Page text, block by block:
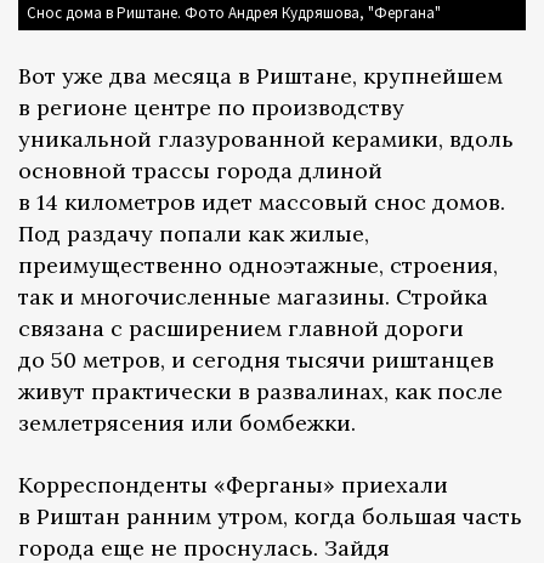
Снос дома в Риштане. Фото Андрея Кудряшова, "Фергана"
Вот уже два месяца в Риштане, крупнейшем
в регионе центре по производству
уникальной глазурованной керамики, вдоль
основной трассы города длиной
в 14 километров идет массовый снос домов.
Под раздачу попали как жилые,
преимущественно одноэтажные, строения,
так и многочисленные магазины. Стройка
связана с расширением главной дороги
до 50 метров, и сегодня тысячи риштанцев
живут практически в развалинах, как после
землетрясения или бомбежки.
Корреспонденты «Ферганы» приехали
в Риштан ранним утром, когда большая часть
города еще не проснулась. Зайдя